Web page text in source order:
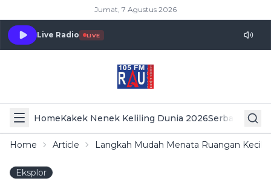
Jumat, 7 Agustus 2026
Live Radio LIVE
HomeKakek Nenek Keliling Dunia 2026Serba Serbi
Home Article Langkah Mudah Menata Ruangan Kecil
Eksplor